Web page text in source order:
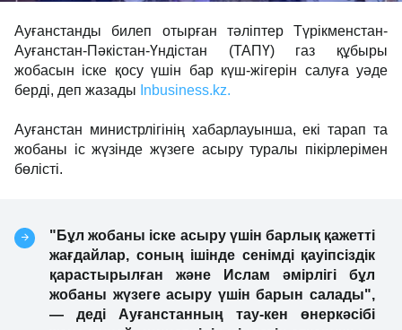
Ауғанстанды билеп отырған тәліптер Түрікменстан-
Ауғанстан-Пәкістан-Үндістан (ТАПҮ) газ құбыры
жобасын іске қосу үшін бар күш-жігерін салуға уәде
берді, деп жазады Inbusiness.kz.
Ауғанстан министрлігінің хабарлауынша, екі тарап та
жобаны іс жүзінде жүзеге асыру туралы пікірлерімен
бөлісті.
"Бұл жобаны іске асыру үшін барлық қажетті
жағдайлар, соның ішінде сенімді қауіпсіздік
қарастырылған және Ислам әмірлігі бұл
жобаны жүзеге асыру үшін барын салады",
— деді Ауғанстанның тау-кен өнеркәсібі